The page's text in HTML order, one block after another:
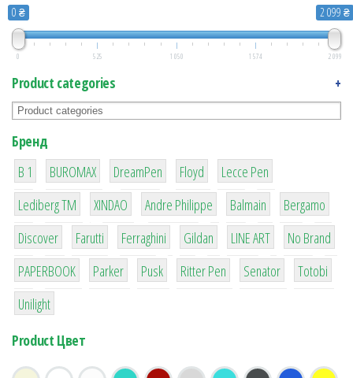
0 ₴ 2 099 ₴
0 525 1 050 1 574 2 099
Product categories +
Бренд
B 1
1
BUROMAX
1
DreamPen
2
Floyd
2
Lecce Pen
3
Lediberg ТМ
3
XINDAO
1
Andre Philippe
4
Balmain
26
Bergamo
64
Discover
299
Farutti
4
Ferraghini
42
Gildan
4
LINE ART
90
No Brand
8
PAPERBOOK
6
Parker
2
Pusk
22
Ritter Pen
15
Senator
43
Totobi
1
Unilight
Product Цвет